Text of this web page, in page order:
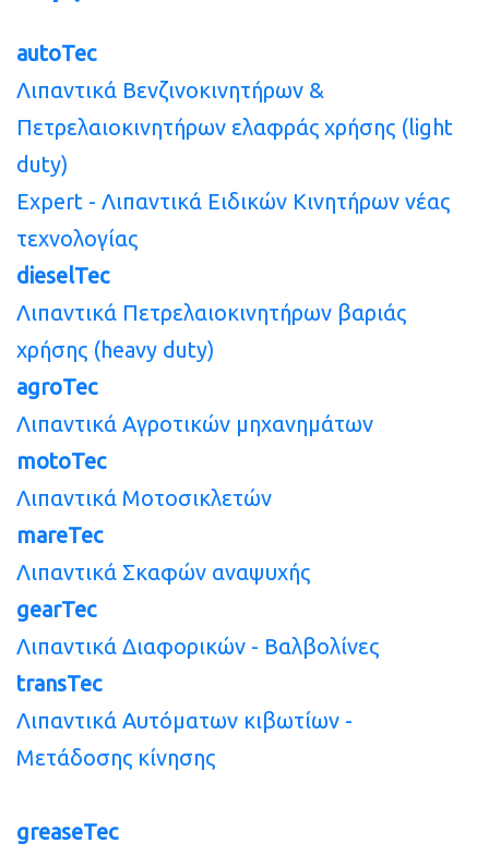
autoTec
Λιπαντικά Βενζινοκινητήρων &
Πετρελαιοκινητήρων ελαφράς χρήσης (light
duty)
Expert - Λιπαντικά Ειδικών Κινητήρων νέας
τεχνολογίας
dieselTec
Λιπαντικά Πετρελαιοκινητήρων βαριάς
χρήσης (heavy duty)
agroTec
Λιπαντικά Αγροτικών μηχανημάτων
motoTec
Λιπαντικά Μοτοσικλετών
mareTec
Λιπαντικά Σκαφών αναψυχής
gearTec
Λιπαντικά Διαφορικών - Βαλβολίνες
transTec
Λιπαντικά Αυτόματων κιβωτίων -
Μετάδοσης κίνησης
greaseTec